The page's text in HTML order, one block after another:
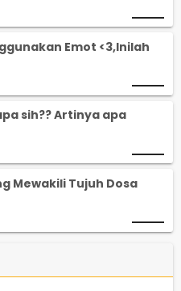
Emot <3,Inilah
sih?? Artinya apa
Mewakili Tujuh Dosa